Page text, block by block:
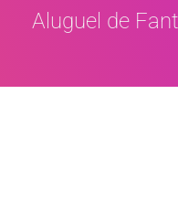
Aluguel de